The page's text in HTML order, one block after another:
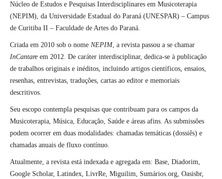
Núcleo de Estudos e Pesquisas Interdisciplinares em Musicoterapia
(NEPIM), da Universidade Estadual do Paraná (UNESPAR) – Campus
de Curitiba II – Faculdade de Artes do Paraná.
Criada em 2010 sob o nome NEPIM, a revista passou a se chamar
InCantareem 2012. De caráter interdisciplinar, dedica-se à publicação
de trabalhos originais e inéditos, incluindo artigos científicos, ensaios,
resenhas, entrevistas, traduções, cartas ao editor e memoriais
descritivos.
Seu escopo contempla pesquisas que contribuam para os campos da
Musicoterapia, Música, Educação, Saúde e áreas afins. As submissões
podem ocorrer em duas modalidades: chamadas temáticas (dossiês) e
chamadas anuais de fluxo contínuo.
Atualmente, a revista está indexada e agregada em: Base, Diadorim,
Google Scholar, Latindex, LivrRe, Miguilim, Sumários.org, Oasisbr,